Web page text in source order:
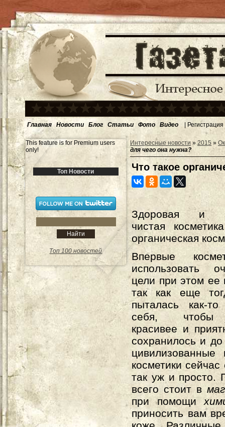
Главная Новости Блог Статьи Фото Видео | Регистрация
This feature is for Premium users
only!
Топ Новости
Топ 100 новостей
Интересные новости » 2015 »
для чего она нужна?
Что такое
Здоровая и
чистая
органическая
Впервые
использовать
цели при этом ее
так как еще
пыталась как-то
себя, чтобы
красивее и
сохранилось и
косметики
так уж и просто.
всего стоит в
при помощи
приносить вам